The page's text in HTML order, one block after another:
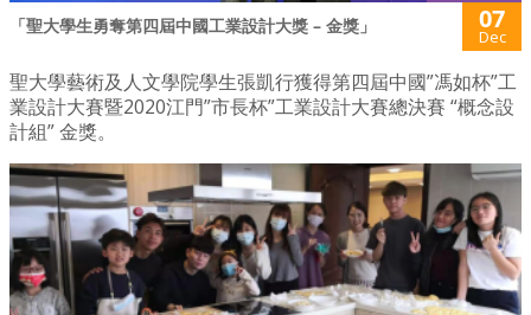
「聖大學生勇奪第四屆中國工業設計大獎 – 金獎」 07
Dec
聖大學藝術及人文學院學生張凱行獲得第四屆中國”馮如杯”工
業設計大賽暨2020江門”市長杯”工業設計大賽總決賽 “概念設
計組” 金獎。